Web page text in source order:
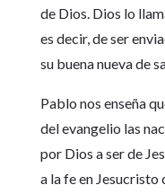
de Dios. Dios lo
es decir, de ser
su buena nueva de
Pablo nos enseña
del evangelio las
por Dios a ser de
a la fe en Jesucristo